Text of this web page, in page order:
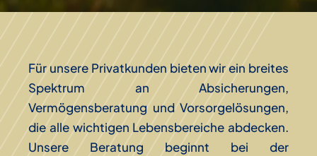
Für unsere Privatkunden bieten wir ein breites
Spektrum an Absicherungen,
Vermögensberatung und Vorsorgelösungen,
die alle wichtigen Lebensbereiche abdecken.
Unsere Beratung beginnt bei der